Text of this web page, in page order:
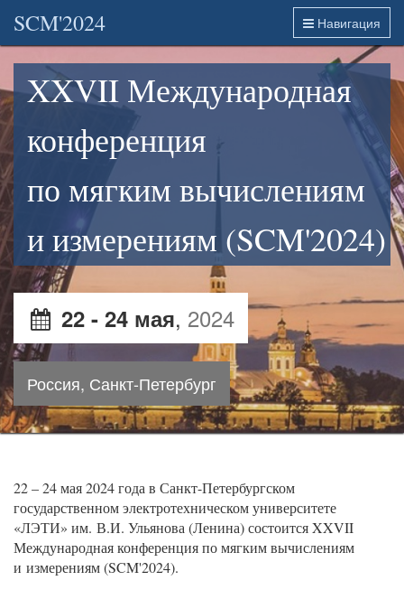
Навигация
SCM'2024
XXVII Международная
конференция
по мягким вычислениям
и измерениям (SCM'2024)
22 - 24 мая, 2024
Россия, Санкт-Петербург
22 – 24 мая 2024 года в Санкт-Петербургском
государственном электротехническом университете
«ЛЭТИ» им. В.И. Ульянова (Ленина) состоится XXVII
Международная конференция по мягким вычислениям
и измерениям (SCM'2024).